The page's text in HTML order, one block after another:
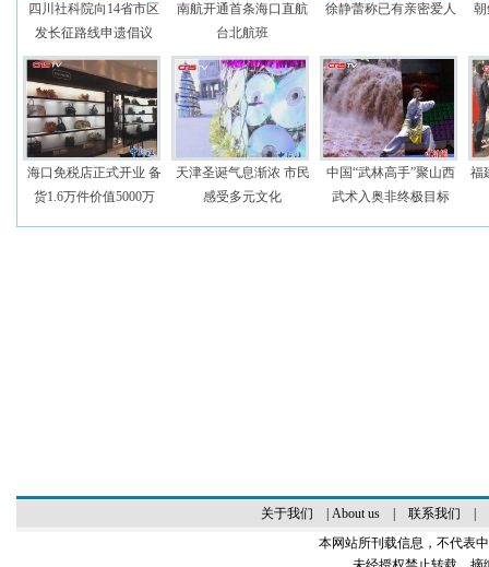
四川社科院向14省市区
发长征路线申遗倡议
南航开通首条海口直航
台北航班
徐静蕾称已有亲密爱人
海口免税店正式开业 备
货1.6万件价值5000万
天津圣诞气息渐浓 市民
感受多元文化
中国“武林高手”聚山西
武术入奥非终极目标
福
关于我们 About us| 联系我们
本网站所刊载信息，不代表